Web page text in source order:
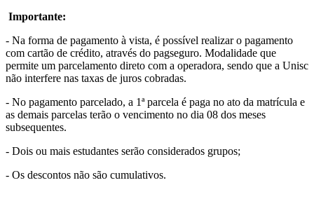
Importante:
- Na forma de pagamento à vista, é possível realizar o pagamento
com cartão de crédito, através do pagseguro. Modalidade que
permite um parcelamento direto com a operadora, sendo que a Unisc
não interfere nas taxas de juros cobradas.
- No pagamento parcelado, a 1ª parcela é paga no ato da matrícula e
as demais parcelas terão o vencimento no dia 08 dos meses
subsequentes.
- Dois ou mais estudantes serão considerados grupos;
- Os descontos não são cumulativos.